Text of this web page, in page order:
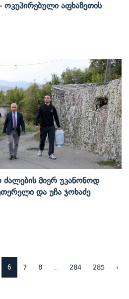
Ოკუპირებული Აფხაზეთის
Ძალების Მიერ Უკანონოდ
Და Უჩა Ჯოხაძე
6 7 8 284 285 ›